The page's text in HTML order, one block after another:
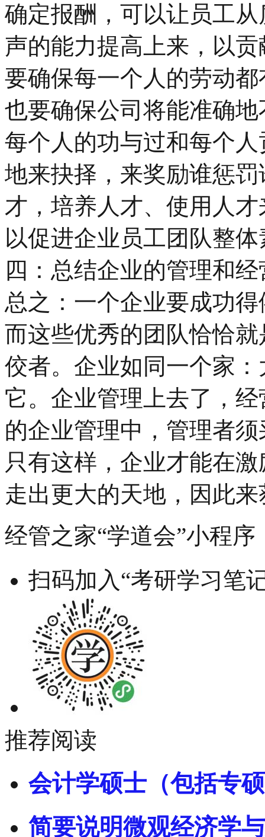
确定报酬，可以让员工
声的能力提高上来，以
要确保每一个人的劳动
也要确保公司将能准确
每个人的功与过和每个
地来抉择，来奖励谁惩
才，培养人才、使用人
以促进企业员工团队整
四：总结企业的管理和经
总之：一个企业要成功
而这些优秀的团队恰恰
佼者。企业如同一个家
它。企业管理上去了，
的企业管理中，管理者
只有这样，企业才能在
走出更大的天地，因此
经管之家“学道会”小程序
扫码加入“考研学习笔
推荐阅读
会计学硕士（包括专
简要说明微观经济学